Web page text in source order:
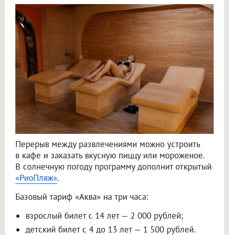
Перерыв между развлечениями можно устроить
в кафе и заказать вкусную пиццу или мороженое.
В солнечную погоду программу дополнит открытый
«РиоПляж».
Базовый тариф «Аква» на три часа:
взрослый билет с 14 лет — 2 000 рублей;
детский билет с 4 до 13 лет — 1 500 рублей.